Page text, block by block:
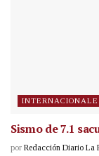
Sismo de 7.1
por Redacción Diario La